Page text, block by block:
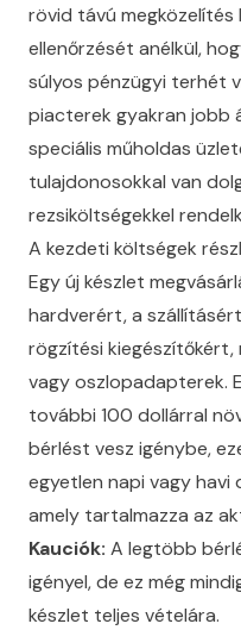
rövid távú
ellenőrzését anélkül,
súlyos pénzügyi terhét
piacterek gyakran jobb
speciális műholdas
tulajdonosokkal van
rezsiköltségekkel
A kezdeti költségek
Egy új készlet
hardverért, a
rögzítési
vagy oszlopadapterek.
további 100 dollárral
bérlést vesz igénybe,
egyetlen napi vagy havi
amely tartalmazza az
Kauciók: A legtöbb
igényel, de ez még
készlet teljes vételára.